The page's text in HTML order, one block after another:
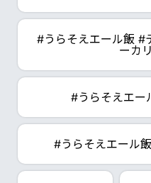
#うらそえエール飯 #
ーカ
#うらそえエー
#うらそえエール